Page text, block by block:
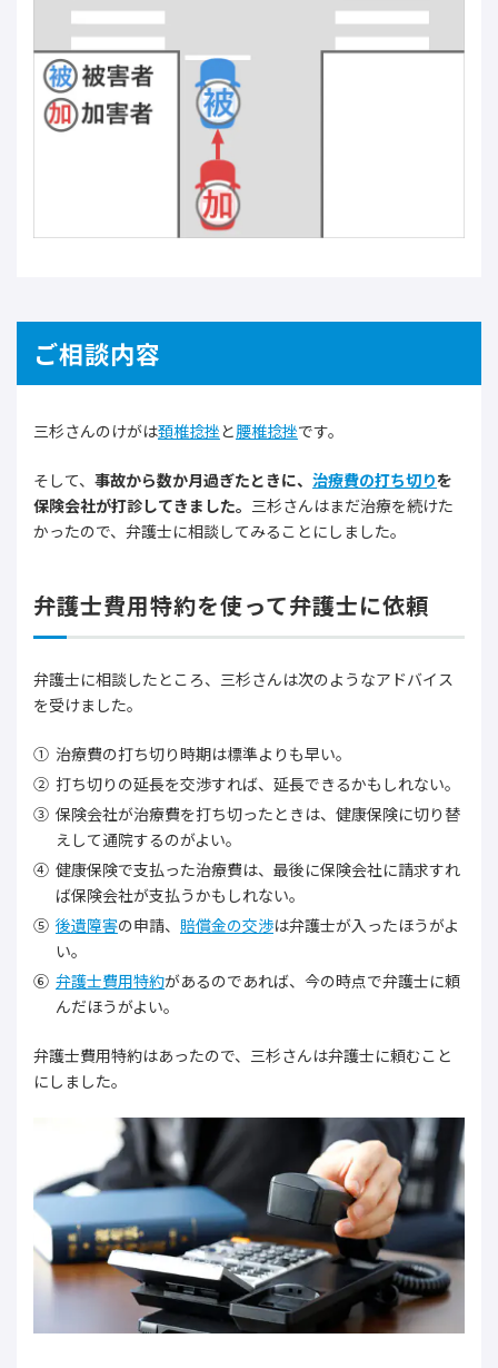
ご相談内容
三杉さんのけがは頚椎捻挫と腰椎捻挫です。
そして、 事故から数か月過ぎたときに、 治療費の打ち切りを
保険会社が打診してきました。 三杉さんはまだ治療を続けた
かったので、弁護士に相談してみることにしました。
弁護士費用特約を使って弁護士に依頼
弁護士に相談したところ、三杉さんは次のようなアドバイス
を受けました。
治療費の打ち切り時期は標準よりも早い。
打ち切りの延長を交渉すれば、延長できるかもしれない。
保険会社が治療費を打ち切ったときは、健康保険に切り替
えして通院するのがよい。
健康保険で支払った治療費は、最後に保険会社に請求すれ
ば保険会社が支払うかもしれない。
後遺障害の申請、 賠償金の交渉は弁護士が入ったほうがよ
い。
弁護士費用特約があるのであれば、今の時点で弁護士に頼
んだほうがよい。
弁護士費用特約はあったので、三杉さんは弁護士に頼むこと
にしました。